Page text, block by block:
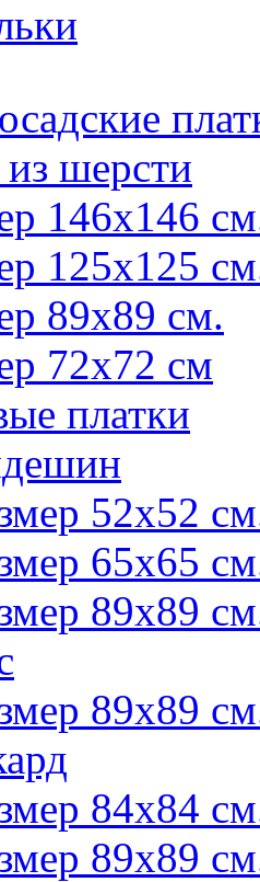
шерсти
146х146
125х125
89х89 см.
72x72 см
платки
52х52
65х65
89х89
89х89
84х84
89х89